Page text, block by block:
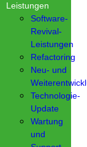
Leistungen
Software-
Revival-
Leistungen
Refactoring
Neu- und
Technologie-
Update
Wartung
und